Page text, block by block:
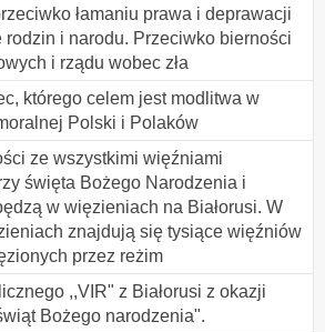
łamaniu prawa i deprawacji
i narodu. Przeciwko bierności
i rządu wobec zła
którego celem jest modlitwa w
Polski i Polaków
ze wszystkimi więźniami
święta Bożego Narodzenia i
w więzieniach na Białorusi. W
znajdują się tysiące więźniów
przez reżim
,,VIR" z Białorusi z okazji
Bożego narodzenia".